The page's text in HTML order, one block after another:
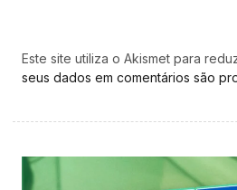
Este site utiliza o Akismet para
seus dados em comentários são